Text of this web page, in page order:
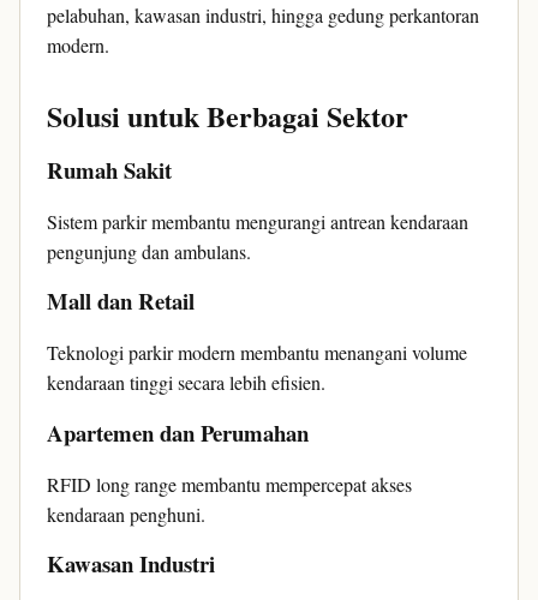
pelabuhan, kawasan industri, hingga gedung perkantoran
modern.
Solusi untuk Berbagai Sektor
Rumah Sakit
Sistem parkir membantu mengurangi antrean kendaraan
pengunjung dan ambulans.
Mall dan Retail
Teknologi parkir modern membantu menangani volume
kendaraan tinggi secara lebih efisien.
Apartemen dan Perumahan
RFID long range membantu mempercepat akses
kendaraan penghuni.
Kawasan Industri